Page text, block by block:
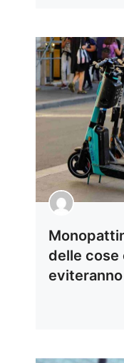
delle cose